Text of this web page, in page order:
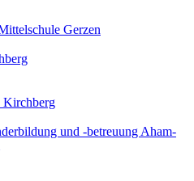
Gerzen
Kirchberg
und -betreuung Aham-